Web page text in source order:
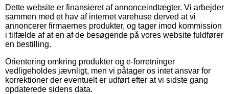
Dette website er finansieret af annonceindtægter. Vi arbejder
sammen med et hav af internet varehuse derved at vi
annoncerer firmaernes produkter, og tager imod kommission
i tilfælde af at en af de besøgende på vores website fuldfører
en bestilling.
Orientering omkring produkter og e-forretninger
vedligeholdes jævnligt, men vi påtager os intet ansvar for
korrektioner der eventuelt er udført efter at vi sidste gang
opdaterede sidens data.